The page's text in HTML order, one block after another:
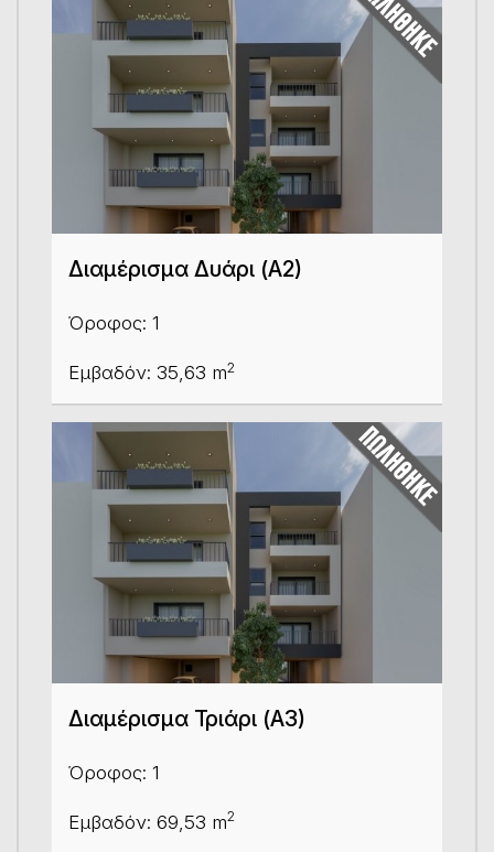
Διαμέρισμα Δυάρι (Α2)
Όροφος: 1
Εμβαδόν: 35,63 m2
Διαμέρισμα Τριάρι (Α3)
Όροφος: 1
Εμβαδόν: 69,53 m2